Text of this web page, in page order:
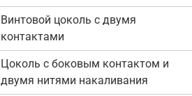
Винтовой цоколь с двумя
контактами
Цоколь с боковым контактом и
двумя нитями накаливания